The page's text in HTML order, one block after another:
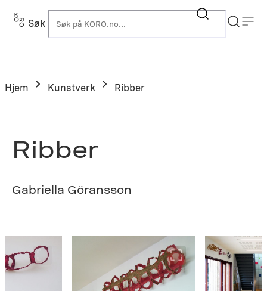
Hopp
Søk
Hjem Kunstverk Ribber
Ribber
Gabriella Göransson